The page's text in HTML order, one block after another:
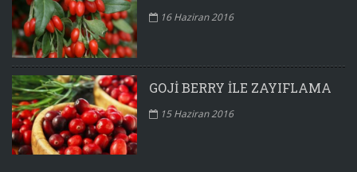
16 Haziran 2016
GOJI BERRY ILE ZAYIFLAMA
15 Haziran 2016